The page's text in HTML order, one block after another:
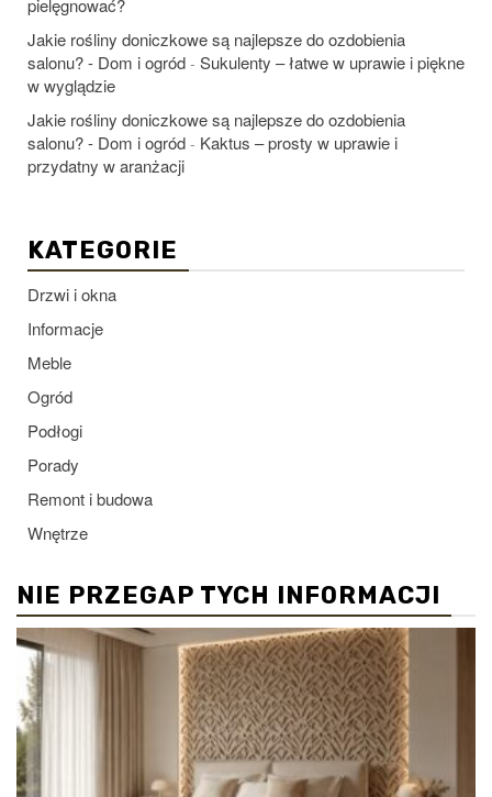
pielęgnować?
Jakie rośliny doniczkowe są najlepsze do ozdobienia
salonu? - Dom i ogród - Sukulenty – łatwe w uprawie i piękne
w wyglądzie
Jakie rośliny doniczkowe są najlepsze do ozdobienia
salonu? - Dom i ogród - Kaktus – prosty w uprawie i
przydatny w aranżacji
KATEGORIE
Drzwi i okna
Informacje
Meble
Ogród
Podłogi
Porady
Remont i budowa
Wnętrze
NIE PRZEGAP TYCH INFORMACJI